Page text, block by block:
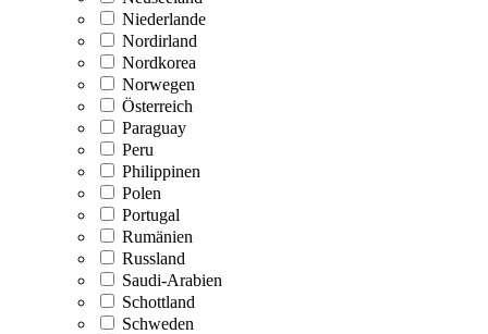
Niederlande
Nordirland
Nordkorea
Norwegen
Österreich
Paraguay
Peru
Philippinen
Polen
Portugal
Rumänien
Russland
Saudi-Arabien
Schottland
Schweden